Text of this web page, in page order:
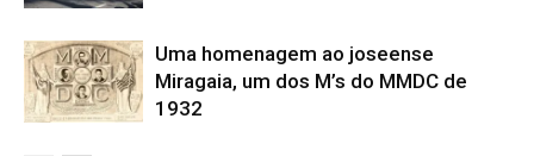
Uma homenagem ao joseense
Miragaia, um dos M’s do MMDC de
1932